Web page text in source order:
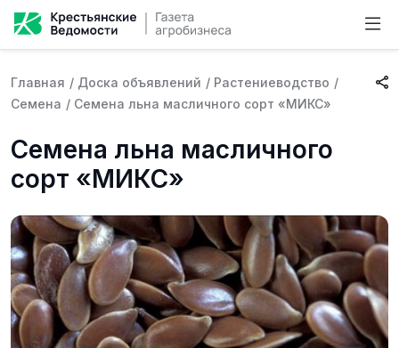
Главная / Доска объявлений / Растениеводство /
Семена / Семена льна масличного сорт «МИКС»
Семена льна масличного
сорт «МИКС»